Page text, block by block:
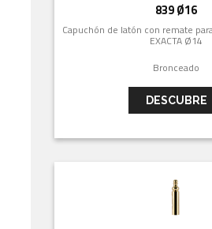
839 Ø16
Capuchón de latón con remate
EXACTA Ø14
Bronceado
DESCUBRE